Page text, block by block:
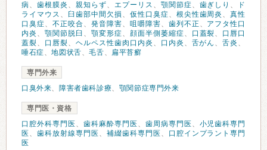
病、 歯根膜炎 、 親知らず、 エプーリス 、 顎関節症、 歯ぎしり 、
ド
ライマウス 、 臼歯部中間欠損 、 仮性口臭症、 根尖性歯周炎 、真性
口臭症、 不正咬合、 発音障害、 咀嚼障害、 歯列不正 、 アフタ性口
内炎 、 顎関節脱臼 、 顎変形症、 顔面半側萎縮症、 口蓋裂、 口唇口
蓋裂、 口唇裂、 ヘルペス性歯肉口内炎 、 口内炎 、 舌がん 、舌炎 、
唾石症、地図状舌、毛舌、 扁平苔癬
専門外来
口臭外来、 障害者歯科診療、 顎関節症専門外来
専門医・資格
口腔外科専門医 、 歯科麻酔専門医 、 歯周病専門医 、 小児歯科専門
医 、 歯科放射線専門医 、 補綴歯科専門医 、 口腔インプラント専門
医